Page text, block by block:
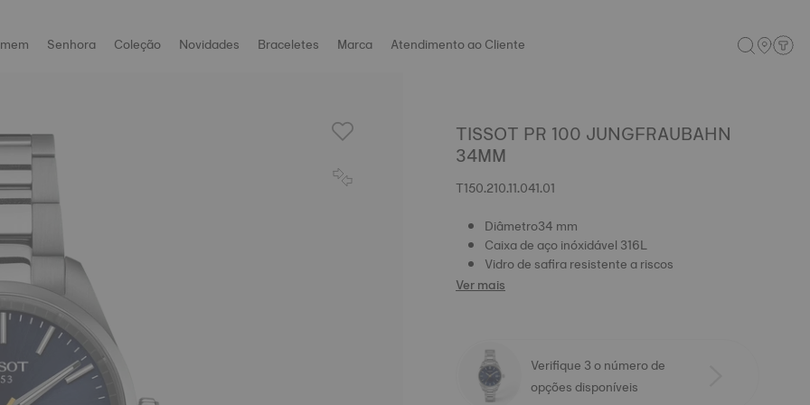
Senhora Coleção Novidades Braceletes Marca Atendimento ao Cliente
TISSOT PR 100 JUNGFRAUBAHN
34MM
T150.210.11.041.01
Diâmetro34 mm
Caixa de aço inóxidável 316L
Vidro de safira resistente a riscos
Ver mais
Verifique 3 o número de
opções disponíveis